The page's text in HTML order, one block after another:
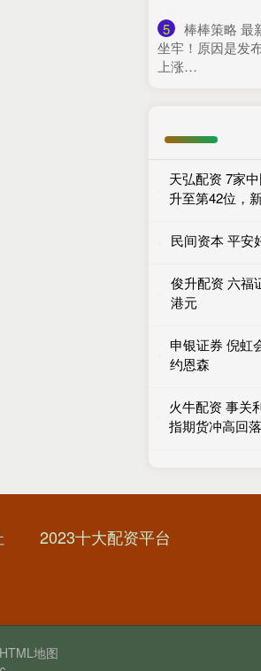
5
棒棒策略 最
坐牢！原因是发
上涨…
天弘配资 7家
升至第42位，
民间资本 平安
俊升配资 六福
港元
申银证券 倪虹
约恩森
火牛配资 事关
指期货冲高回
2023十大配资平台
HTML地图